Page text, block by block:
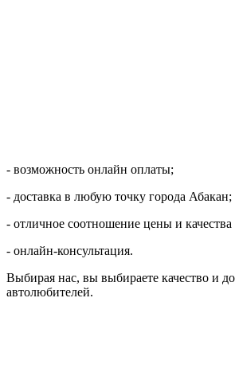
- возможность онлайн оплаты;
- доставка в любую точку города Абакан;
- отличное соотношение цены и качества
- онлайн-консультация.
Выбирая нас, вы выбираете качество и
автолюбителей.